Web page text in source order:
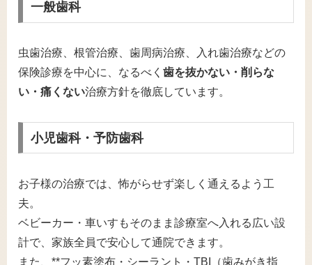
一般歯科
虫歯治療、根管治療、歯周病治療、入れ歯治療などの
保険診療を中心に、なるべく 歯を抜かない・削らな
い・痛くない治療方針を徹底しています。
小児歯科・予防歯科
お子様の治療では、怖がらせず楽しく通えるよう工
夫。
ベビーカー・車いすもそのまま診療室へ入れる広い設
計で、家族全員で安心して通院できます。
また、**フッ素塗布・シーラント・TBI（歯みがき指